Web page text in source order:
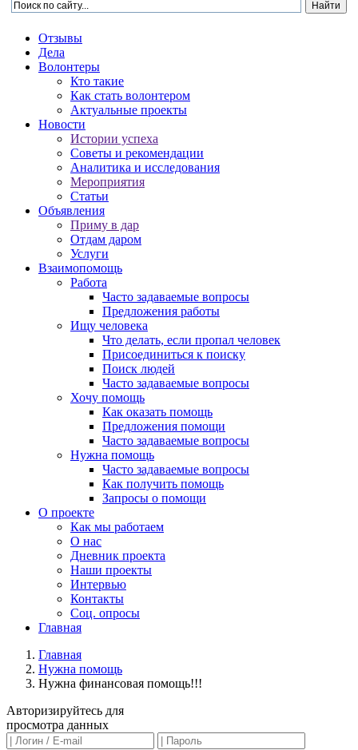
Отзывы
Дела
Волонтеры
Кто такие
Как стать волонтером
Актуальные проекты
Новости
Истории успеха
Советы и рекомендации
Аналитика и исследования
Мероприятия
Статьи
Объявления
Приму в дар
Отдам даром
Услуги
Взаимопомощь
Работа
Часто задаваемые вопросы
Предложения работы
Ищу человека
Что делать, если пропал человек
Присоединиться к поиску
Поиск людей
Часто задаваемые вопросы
Хочу помощь
Как оказать помощь
Предложения помощи
Часто задаваемые вопросы
Нужна помощь
Часто задаваемые вопросы
Как получить помощь
Запросы о помощи
О проекте
Как мы работаем
О нас
Дневник проекта
Наши проекты
Интервью
Контакты
Соц. опросы
Главная
Главная
Нужна помощь
Нужна финансовая помощь!!!
Авторизируйтесь для
просмотра данных